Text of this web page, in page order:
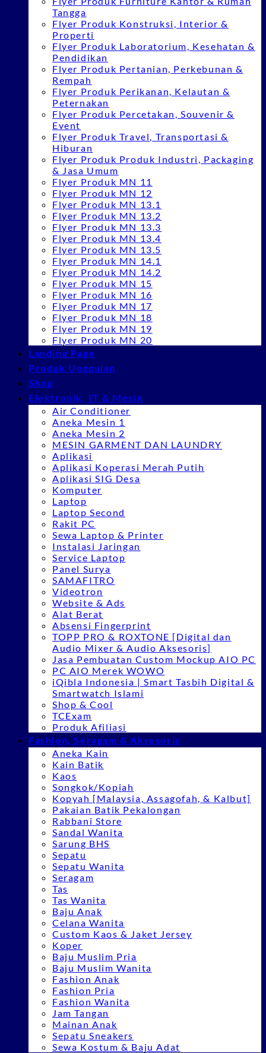
Tangga
Flyer Produk Konstruksi, Interior &
Properti
Flyer Produk Laboratorium, Kesehatan &
Pendidikan
Flyer Produk Pertanian, Perkebunan &
Rempah
Flyer Produk Perikanan, Kelautan &
Peternakan
Flyer Produk Percetakan, Souvenir &
Event
Flyer Produk Travel, Transportasi &
Hiburan
Flyer Produk Produk Industri, Packaging
& Jasa Umum
Flyer Produk MN 11
Flyer Produk MN 12
Flyer Produk MN 13.1
Flyer Produk MN 13.2
Flyer Produk MN 13.3
Flyer Produk MN 13.4
Flyer Produk MN 13.5
Flyer Produk MN 14.1
Flyer Produk MN 14.2
Flyer Produk MN 15
Flyer Produk MN 16
Flyer Produk MN 17
Flyer Produk MN 18
Flyer Produk MN 19
Flyer Produk MN 20
Landing Page
Produk Unggulan
Shop
Elektronik, IT & Mesin
Air Conditioner
Aneka Mesin 1
Aneka Mesin 2
MESIN GARMENT DAN LAUNDRY
Aplikasi
Aplikasi Koperasi Merah Putih
Aplikasi SIG Desa
Komputer
Laptop
Laptop Second
Rakit PC
Sewa Laptop & Printer
Instalasi Jaringan
Service Laptop
Panel Surya
SAMAFITRO
Videotron
Website & Ads
Alat Berat
Absensi Fingerprint
TOPP PRO & ROXTONE [Digital dan
Audio Mixer & Audio Aksesoris]
Jasa Pembuatan Custom Mockup AIO PC
PC AIO Merek WOWO
iQibla Indonesia | Smart Tasbih Digital &
Smartwatch Islami
Shop & Cool
TCExam
Produk Afiliasi
Fashion, Seragam & Aksesoris
Aneka Kain
Kain Batik
Kaos
Songkok/Kopiah
Kopyah [Malaysia, Assagofah, & Kalbut]
Pakaian Batik Pekalongan
Rabbani Store
Sandal Wanita
Sarung BHS
Sepatu
Sepatu Wanita
Seragam
Tas
Tas Wanita
Baju Anak
Celana Wanita
Custom Kaos & Jaket Jersey
Koper
Baju Muslim Pria
Baju Muslim Wanita
Fashion Anak
Fashion Pria
Fashion Wanita
Jam Tangan
Mainan Anak
Sepatu Sneakers
Sewa Kostum & Baju Adat